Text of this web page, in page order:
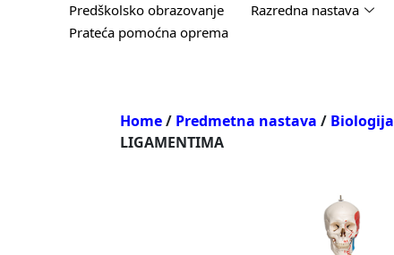
Predškolsko obrazovanje Razredna nastava
Prateća pomoćna oprema
Home/ Predmetna nastava / Biologija
LIGAMENTIMA